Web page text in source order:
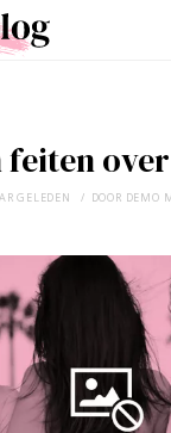
feiten
GELEDEN DOOR DEMO